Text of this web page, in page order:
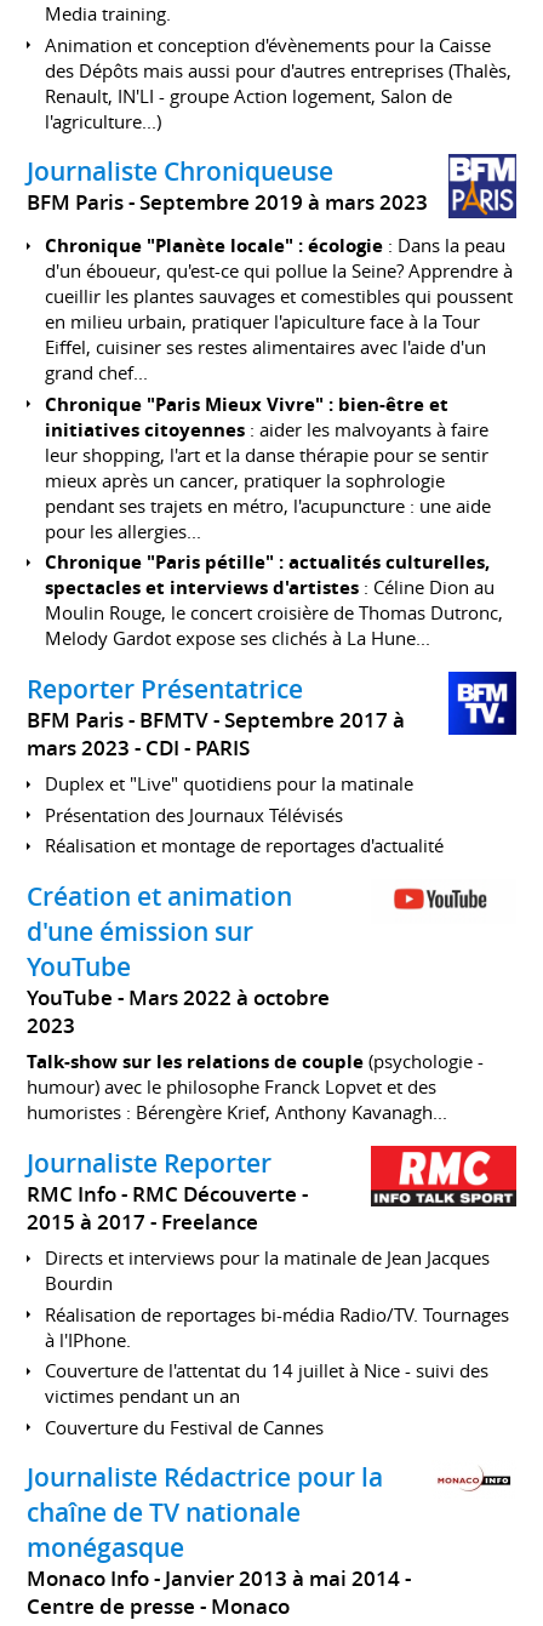
Media training.
Animation et conception d'évènements pour la Caisse
des Dépôts mais aussi pour d'autres entreprises (Thalès,
Renault, IN'LI - groupe Action logement, Salon de
l'agriculture...)
Journaliste Chroniqueuse
BFM Paris Septembre 2019 à mars 2023
Chronique "Planète locale" : écologie : Dans la peau
d'un éboueur, qu'est-ce qui pollue la Seine? Apprendre à
cueillir les plantes sauvages et comestibles qui poussent
en milieu urbain, pratiquer l'apiculture face à la Tour
Eiffel, cuisiner ses restes alimentaires avec l'aide d'un
grand chef...
Chronique "Paris Mieux Vivre" : bien-être et
initiatives citoyennes : aider les malvoyants à faire
leur shopping, l'art et la danse thérapie pour se sentir
mieux après un cancer, pratiquer la sophrologie
pendant ses trajets en métro, l'acupuncture : une aide
pour les allergies...
Chronique "Paris pétille" : actualités culturelles,
spectacles et interviews d'artistes : Céline Dion au
Moulin Rouge, le concert croisière de Thomas Dutronc,
Melody Gardot expose ses clichés à La Hune...
Reporter Présentatrice
BFM Paris - BFMTV
Septembre 2017 à
mars 2023 CDI PARIS
Duplex et "Live" quotidiens pour la matinale
Présentation des Journaux Télévisés
Réalisation et montage de reportages d'actualité
Création et animation
d'une émission sur
YouTube
YouTube
Mars 2022 à octobre
2023
Talk-show sur les relations de couple (psychologie -
humour) avec le philosophe Franck Lopvet et des
humoristes : Bérengère Krief, Anthony Kavanagh...
Journaliste Reporter
RMC Info - RMC Découverte
2015 à 2017 Freelance
Directs et interviews pour la matinale de Jean Jacques
Bourdin
Réalisation de reportages bi-média Radio/TV. Tournages
à l'IPhone.
Couverture de l'attentat du 14 juillet à Nice - suivi des
victimes pendant un an
Couverture du Festival de Cannes
Journaliste Rédactrice pour la
chaîne de TV nationale
monégasque
Monaco Info
Janvier 2013 à mai 2014
Centre de presse
Monaco